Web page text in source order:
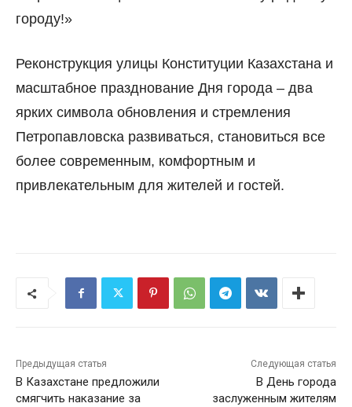
городу!»
Реконструкция улицы Конституции Казахстана и
масштабное празднование Дня города – два
ярких символа обновления и стремления
Петропавловска развиваться, становиться все
более современным, комфортным и
привлекательным для жителей и гостей.
Предыдущая статья
В Казахстане предложили
смягчить наказание за
Следующая статья
В День города
заслуженным жителям